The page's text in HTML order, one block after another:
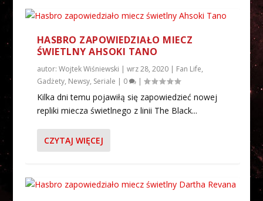
HASBRO ZAPOWIEDZIAŁO MIECZ
ŚWIETLNY AHSOKI TANO
autor: Wojtek Wiśniewski | wrz 28, 2020| Fan Life,
Gadżety, Newsy, Seriale | 0 |
Kilka dni temu pojawiłą się zapowiedzieć nowej
repliki miecza świetlnego z linii The Black...
CZYTAJ WIĘCEJ